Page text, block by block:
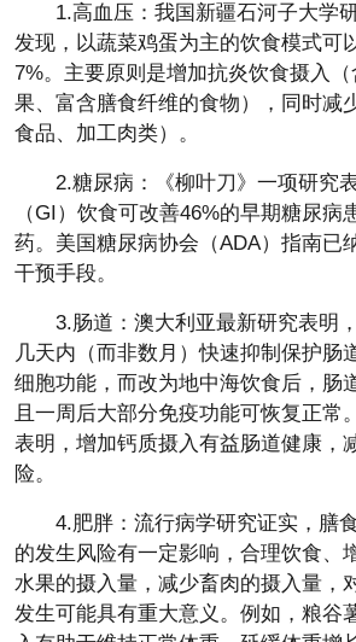
1.高血压：我国新疆石河子大学
发现，以蔬菜鸡蛋为主的饮食模式可
7%。主要原则是增加抗炎饮食摄入
果、富含膳食纤维的食物），同时减
食品、加工肉类）。
2.糖尿病：《柳叶刀》一项研究
（GI）饮食可改善46%的早期糖尿病
药。美国糖尿病协会（ADA）指南已
干预手段。
3.肠道：澳大利亚最新研究表明
几天内（而非数月）快速抑制保护肠
细胞功能，而改为地中海饮食后，肠
且一周后大部分免疫功能可恢复正常
表明，增加钙质摄入有益肠道健康，
险。
4.肥胖：流行病学研究证实，膳
的发生风险有一定影响，合理饮食、
水果的摄入量，减少畜肉的摄入量，
发生可能具有重大意义。例如，粮谷